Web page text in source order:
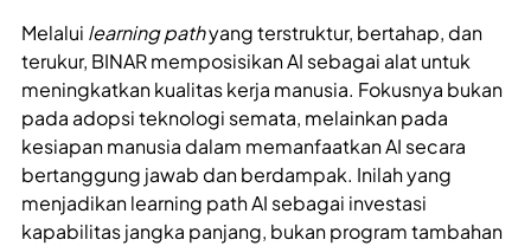
Melalui learning pathyang terstruktur, bertahap, dan
terukur, BINAR memposisikan AI sebagai alat untuk
meningkatkan kualitas kerja manusia. Fokusnya bukan
pada adopsi teknologi semata, melainkan pada
kesiapan manusia dalam memanfaatkan AI secara
bertanggung jawab dan berdampak. Inilah yang
menjadikan learning path AI sebagai investasi
kapabilitas jangka panjang, bukan program tambahan